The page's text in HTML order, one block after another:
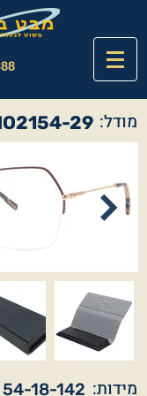
29 מודל:
54-18-142 מידות: